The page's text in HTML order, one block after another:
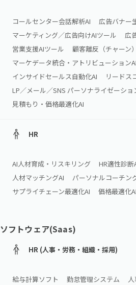
コールセンター会話解析AI 広告バナー
マーケティング／広告向けAIツール
広
営業支援AIツール
顧客離反（チャーン
マーケデータ統合・アトリビューションAI
インサイドセールス自動化AI
リードス
LP／メール／SNS パーソナライゼーショ
見積もり・価格最適化AI
HR
AI人材育成・リスキリング HR適性診断
人材マッチングAI
パーソナルコーチン
サプライチェーン最適化AI
価格最適化AI
ソフトウェア(Saas)
HR (人事・労務・組織・採用)
給与計算ソフト 勤怠管理システム